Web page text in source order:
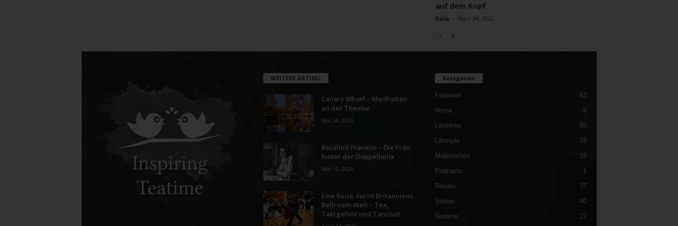
auf dem Kopf
fiala - März 24, 2022
WEITERE ARTIKEL
Canary Wharf – Manhattan
an der Themse
Mai 24, 2026
Rosalind Franklin – Die Frau
hinter der Doppelhelix
Mai 15, 2026
Eine Reise durch Britanniens
Ballroom-Welt – Tea,
Taktgefühl und Tanzlust
Kategorien
Featured
63
Home
8
Leckeres
55
Lifestyle
76
Malerisches
15
Podcasts
1
Reisen
37
Stories
40
Teatime
22